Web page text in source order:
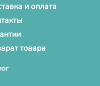
и оплата
товара